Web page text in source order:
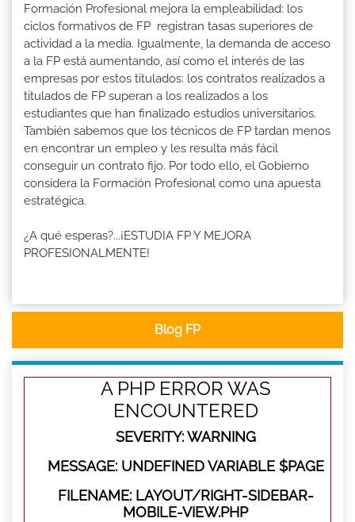
Formación Profesional mejora la empleabilidad: los
ciclos formativos de FP registran tasas superiores de
actividad a la media. Igualmente, la demanda de acceso
a la FP está aumentando, así como el interés de las
empresas por estos titulados: los contratos realizados a
titulados de FP superan a los realizados a los
estudiantes que han finalizado estudios universitarios.
También sabemos que los técnicos de FP tardan menos
en encontrar un empleo y les resulta más fácil
conseguir un contrato fijo. Por todo ello, el Gobierno
considera la Formación Profesional como una apuesta
estratégica.
¿A qué esperas?...¡ESTUDIA FP Y MEJORA
PROFESIONALMENTE!
Blog FP
A PHP ERROR WAS
ENCOUNTERED
SEVERITY: WARNING
MESSAGE: UNDEFINED VARIABLE $PAGE
FILENAME: LAYOUT/RIGHT-SIDEBAR-
MOBILE-VIEW.PHP